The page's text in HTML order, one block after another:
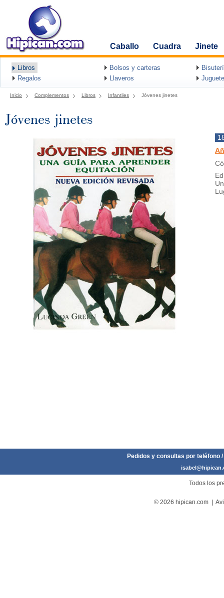
Caballo Cuadra Jinete
Libros Bolsos y carteras
Regalos
Llaveros
Inicio Complementos Libros Infantiles Jóvenes jinetes
Jóvenes jinetes
Pedidos y consultas por teléfono
Todos los
© 2026 hipican.com |